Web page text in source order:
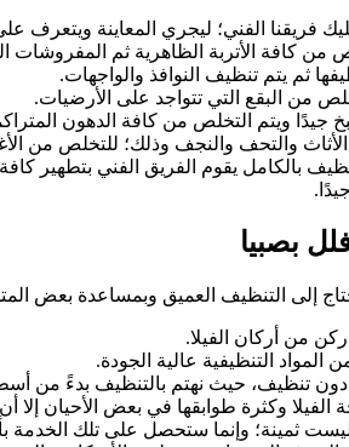
فريقنا الفني؛ ليجري المعاينة ويتعرف
من كافة الأتربة الظاهرية ثم المفروشات
ثم يتم تنظيف النوافذ والواجهات.
من البقع التي تتواجد على الأرضيات.
جيدًا ويتم التخلص من كافة الدهون
الأثاث والتحف والنجف وذلك؛ للتخلص من
بالكامل يقوم الفريق الفني بتطهير
بصبيا
إلى التنظيف العميق وبمساعدة بعض
من أركان الفيلا.
التنظيفية عالية الجودة.
دون تنظيف، حيث نهتم بالتنظيف بدءً من
وكثرة طوابقها في بعض الأحيان إلا
ليست ثمينة؛ وإنما ستحصل على تلك الخدمة